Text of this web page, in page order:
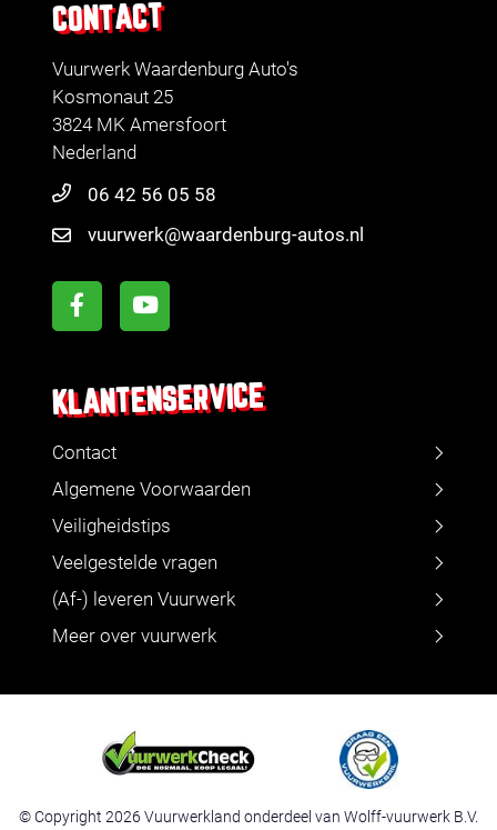
CONTACT
Vuurwerk Waardenburg Auto's
Kosmonaut 25
3824 MK Amersfoort
Nederland
06 42 56 05 58
vuurwerk@waardenburg-autos.nl
KLANTENSERVICE
Contact
Algemene Voorwaarden
Veiligheidstips
Veelgestelde vragen
(Af-) leveren Vuurwerk
Meer over vuurwerk
© Copyright 2026 Vuurwerkland onderdeel van Wolff-vuurwerk B.V.